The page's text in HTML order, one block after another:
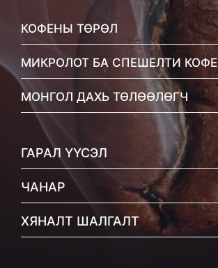
КОФЕНЫ ТӨРӨЛ
МИКРОЛОТ БА СПЕШЕЛТИ КОФЕ
МОНГОЛ ДАХЬ ТӨЛӨӨЛӨГЧ
ГАРАЛ ҮҮСЭЛ
ЧАНАР
ХЯНАЛТ ШАЛГАЛТ